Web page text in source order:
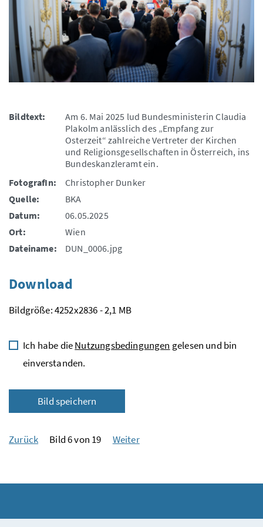
Bildtext:
Am 6. Mai 2025 lud Bundesministerin Claudia
Plakolm anlässlich des „Empfang zur
Osterzeit“ zahlreiche Vertreter der Kirchen
und Religionsgesellschaften in Österreich, ins
Bundeskanzleramt ein.
FotografIn:
Christopher Dunker
Quelle:
BKA
Datum:
06.05.2025
Ort:
Wien
Dateiname:
DUN_0006.jpg
Download
Bildgröße: 4252x2836 - 2,1 MB
Ich habe dieNutzungsbedingungen gelesen und bin
einverstanden.
Bild speichern
Zurück Bild 6 von 19 Weiter